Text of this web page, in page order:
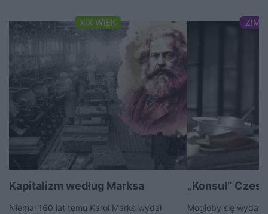
XIX WIEK
Kapitalizm według Marksa
Niemal 160 lat temu Karol Marks wydał
„Konsul”
Mogłoby się